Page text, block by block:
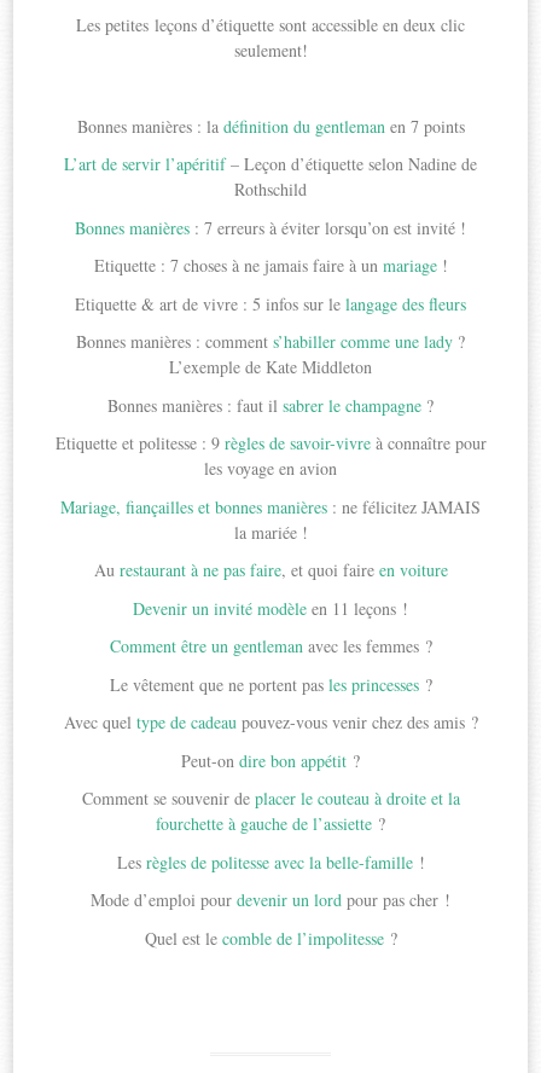
Les petites leçons d’étiquette sont accessible en deux clic
seulement!
Bonnes manières : la définition du gentleman en 7 points
L’art de servir l’apéritif– Leçon d’étiquette selon Nadine de
Rothschild
Bonnes manières : 7 erreurs à éviter lorsqu’on est invité !
Etiquette : 7 choses à ne jamais faire à un mariage!
Etiquette & art de vivre : 5 infos sur le langage des fleurs
Bonnes manières : comment s’habiller comme une lady ?
L’exemple de Kate Middleton
Bonnes manières : faut il sabrer le champagne ?
Etiquette et politesse : 9 règles de savoir-vivreà connaître pour
les voyage en avion
Mariage, fiançailles et bonnes manières : ne félicitez JAMAIS
la mariée !
Au restaurant à ne pas faire, et quoi faire en voiture
Devenir un invité modèle en 11 leçons !
Comment être un gentlemanavec les femmes ?
Le vêtement que ne portent pas les princesses ?
Avec quel type de cadeaupouvez-vous venir chez des amis ?
Peut-on dire bon appétit ?
Comment se souvenir de placer le couteau à droite et la
fourchette à gauche de l’assiette ?
Les règles de politesse avec la belle-famille !
Mode d’emploi pour devenir un lord pour pas cher !
Quel est le comble de l’impolitesse ?